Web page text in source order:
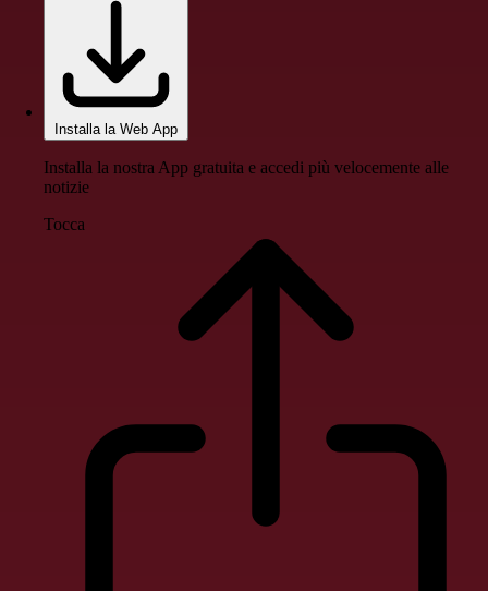
Installa la Web App
Installa la nostra App gratuita e accedi più velocemente alle
notizie
Tocca